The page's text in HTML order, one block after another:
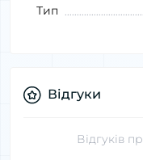
Тип
Відгуки
Відгуків